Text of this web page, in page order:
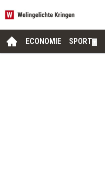
ECONOMIE SPORT